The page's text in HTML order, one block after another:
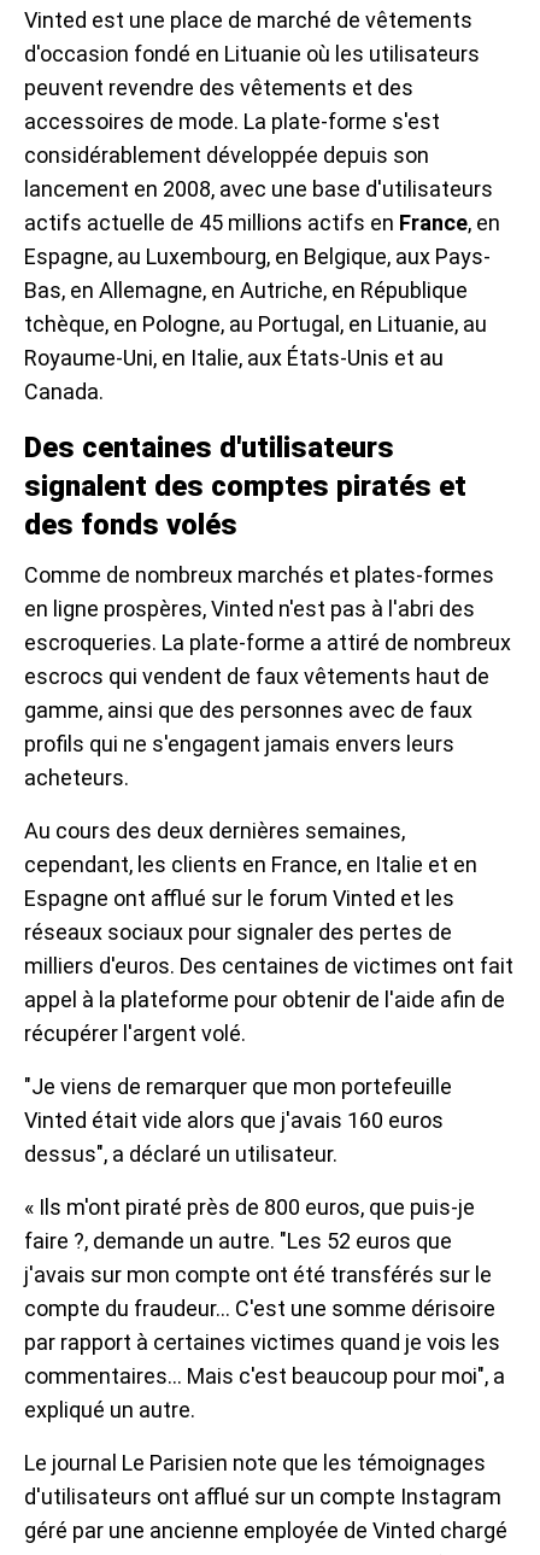
Vinted est une place de marché de vêtements
d'occasion fondé en Lituanie où les utilisateurs
peuvent revendre des vêtements et des
accessoires de mode. La plate-forme s'est
considérablement développée depuis son
lancement en 2008, avec une base d'utilisateurs
actifs actuelle de 45 millions actifs en France, en
Espagne, au Luxembourg, en Belgique, aux Pays-
Bas, en Allemagne, en Autriche, en République
tchèque, en Pologne, au Portugal, en Lituanie, au
Royaume-Uni, en Italie, aux États-Unis et au
Canada.
Des centaines d'utilisateurs
signalent des comptes piratés et
des fonds volés
Comme de nombreux marchés et plates-formes
en ligne prospères, Vinted n'est pas à l'abri des
escroqueries. La plate-forme a attiré de nombreux
escrocs qui vendent de faux vêtements haut de
gamme, ainsi que des personnes avec de faux
profils qui ne s'engagent jamais envers leurs
acheteurs.
Au cours des deux dernières semaines,
cependant, les clients en France, en Italie et en
Espagne ont afflué sur le forum Vinted et les
réseaux sociaux pour signaler des pertes de
milliers d'euros. Des centaines de victimes ont fait
appel à la plateforme pour obtenir de l'aide afin de
récupérer l'argent volé.
"Je viens de remarquer que mon portefeuille
Vinted était vide alors que j'avais 160 euros
dessus", a déclaré un utilisateur.
« Ils m'ont piraté près de 800 euros, que puis-je
faire ?, demande un autre. "Les 52 euros que
j'avais sur mon compte ont été transférés sur le
compte du fraudeur… C'est une somme dérisoire
par rapport à certaines victimes quand je vois les
commentaires… Mais c'est beaucoup pour moi", a
expliqué un autre.
Le journal Le Parisien note que les témoignages
d'utilisateurs ont afflué sur un compte Instagram
géré par une ancienne employée de Vinted chargé